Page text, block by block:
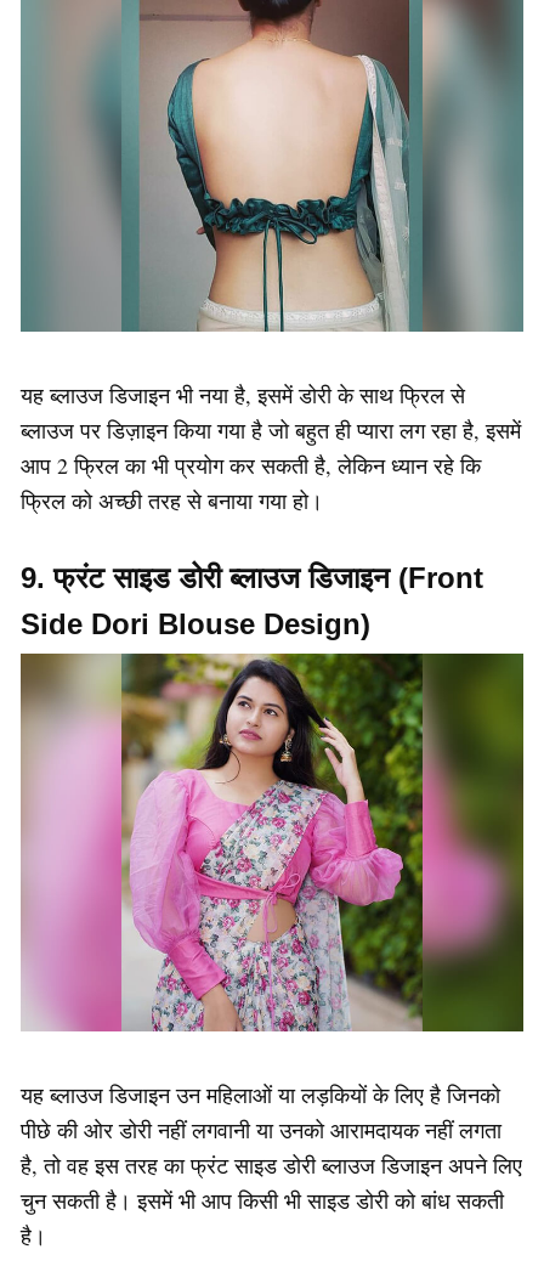
यह ब्लाउज डिजाइन भी नया है, इसमें डोरी के साथ फ्रिल से
ब्लाउज पर डिज़ाइन किया गया है जो बहुत ही प्यारा लग रहा है, इसमें
आप 2 फ्रिल का भी प्रयोग कर सकती है, लेकिन ध्यान रहे कि
फ्रिल को अच्छी तरह से बनाया गया हो।
9. फ्रंट साइड डोरी ब्लाउज डिजाइन (Front
Side Dori Blouse Design)
यह ब्लाउज डिजाइन उन महिलाओं या लड़कियों के लिए है जिनको
पीछे की ओर डोरी नहीं लगवानी या उनको आरामदायक नहीं लगता
है, तो वह इस तरह का फ्रंट साइड डोरी ब्लाउज डिजाइन अपने लिए
चुन सकती है। इसमें भी आप किसी भी साइड डोरी को बांध सकती
है।